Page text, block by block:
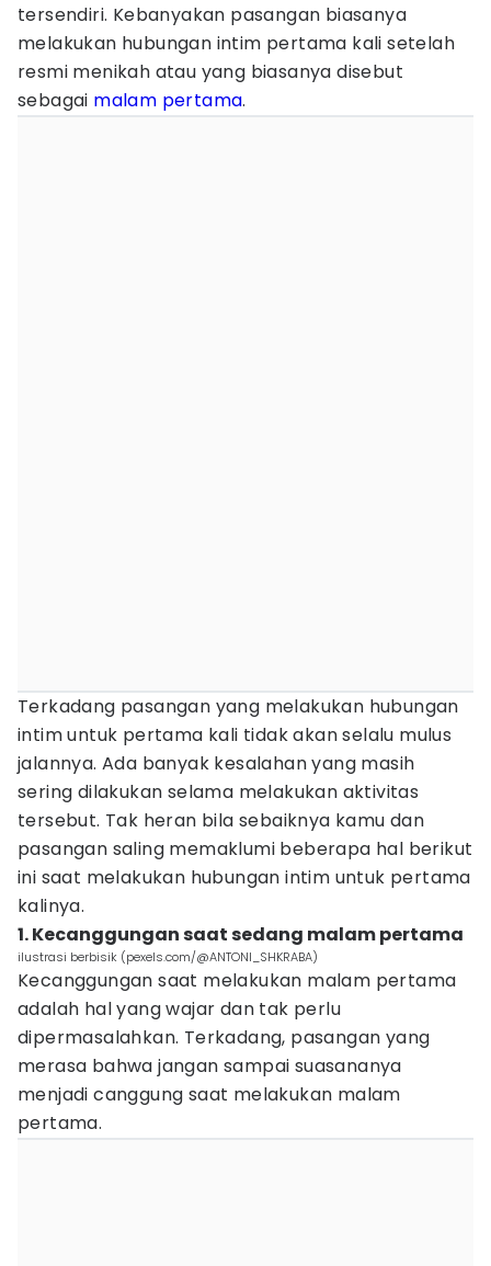
tersendiri. Kebanyakan pasangan biasanya
melakukan hubungan intim pertama kali setelah
resmi menikah atau yang biasanya disebut
sebagai malam pertama.
Terkadang pasangan yang melakukan hubungan
intim untuk pertama kali tidak akan selalu mulus
jalannya. Ada banyak kesalahan yang masih
sering dilakukan selama melakukan aktivitas
tersebut. Tak heran bila sebaiknya kamu dan
pasangan saling memaklumi beberapa hal berikut
ini saat melakukan hubungan intim untuk pertama
kalinya.
1. Kecanggungan saat sedang malam pertama
ilustrasi berbisik (pexels.com/@ANTONI_SHKRABA)
Kecanggungan saat melakukan malam pertama
adalah hal yang wajar dan tak perlu
dipermasalahkan. Terkadang, pasangan yang
merasa bahwa jangan sampai suasananya
menjadi canggung saat melakukan malam
pertama.